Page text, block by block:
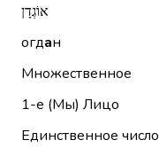
אוֹגְדָן
огдан
Множественное
1-е (Мы) Лицо
Единственное число